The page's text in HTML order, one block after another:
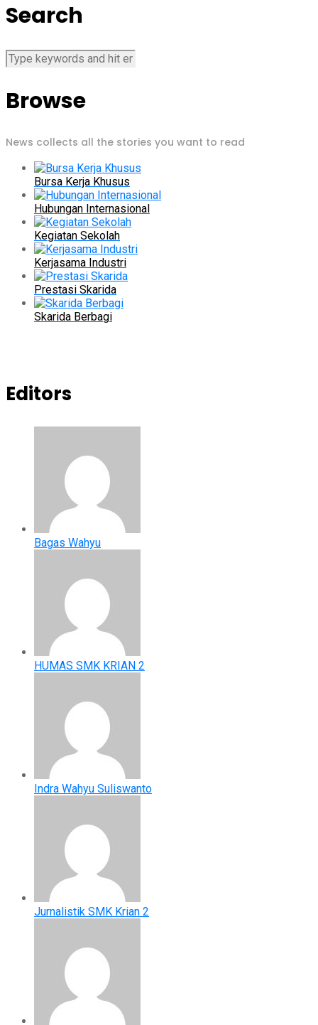
Search
Browse
News collects all the stories you want to read
Bursa Kerja Khusus
Hubungan Internasional
Kegiatan Sekolah
Kerjasama Industri
Prestasi Skarida
Skarida Berbagi
Editors
Bagas Wahyu
HUMAS SMK KRIAN 2
Indra Wahyu Suliswanto
Jurnalistik SMK Krian 2